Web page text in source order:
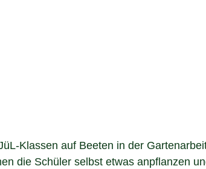
Klassen auf Beeten in der
die Schüler selbst etwas anpflanzen